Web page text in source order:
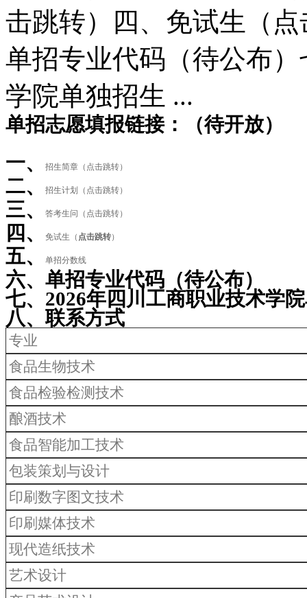
击跳转）四、免试生（
单招专业代码（待公布
学院单独招生 ...
单招志愿填报链接：（待开放）
一、
招生简章（点击跳转）
二、 招生计划（点击跳转）
三、 答考生问（点击跳转）
四、 免试生（ 点击跳转）
五、 单招分数线
六、单招专业代码（待公布）
七、2026年四川工商职业技术学
八、联系方式
专业
食品生物技术
食品检验检测技术
酿酒技术
食品智能加工技术
包装策划与设计
印刷数字图文技术
印刷媒体技术
现代造纸技术
艺术设计